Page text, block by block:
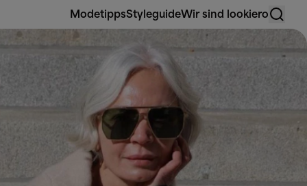
ModetippsStyleguideWir sind lookiero